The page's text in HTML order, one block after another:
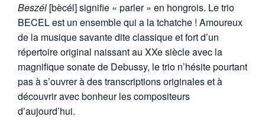
Beszél [bècél] signifie « parler » en hongrois. Le trio
BECEL est un ensemble qui a la tchatche ! Amoureux
de la musique savante dite classique et fort d’un
répertoire original naissant au XXe siècle avec la
magnifique sonate de Debussy, le trio n’hésite pourtant
pas à s’ouvrer à des transcriptions originales et à
découvrir avec bonheur les compositeurs
d’aujourd’hui.